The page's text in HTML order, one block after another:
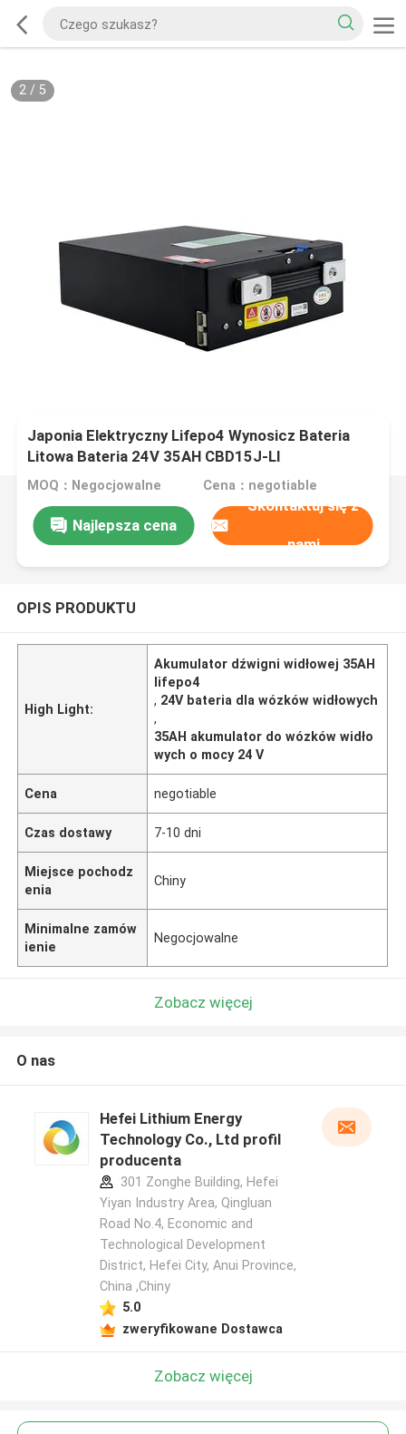
2/ 5
Japonia Elektryczny Lifepo4 Wynosicz Bateria
Litowa Bateria 24V 35AH CBD15J-LI
MOQ：Negocjowalne Cena：negotiable
Najlepsza cena
Skontaktuj się z
nami
OPIS PRODUKTU
High Light:
Akumulator dźwigni widłowej 35AH
lifepo4
, 24V bateria dla wózków widłowych
,
35AH akumulator do wózków widło
wych o mocy 24 V
Cena negotiable
Czas dostawy 7-10 dni
Miejsce pochodz
enia
Chiny
Minimalne zamów
ienie
Negocjowalne
Zobacz więcej
O nas
Hefei Lithium Energy
Technology Co., Ltd profil
producenta
301 Zonghe Building, Hefei
Yiyan Industry Area, Qingluan
Road No.4, Economic and
Technological Development
District, Hefei City, Anui Province,
China ,Chiny
5.0
zweryfikowane Dostawca
Zobacz więcej